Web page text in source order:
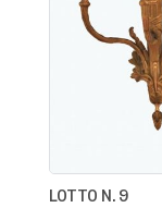
LOTTO N. 9